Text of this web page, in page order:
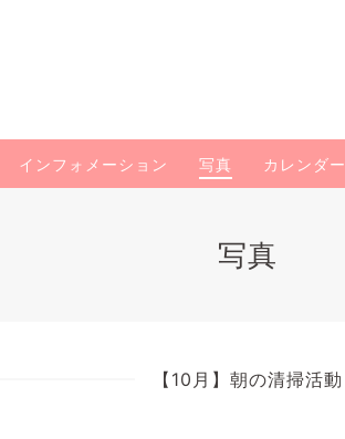
インフォメーション 写真 カレンダー
写真
【10月】朝の清掃活動